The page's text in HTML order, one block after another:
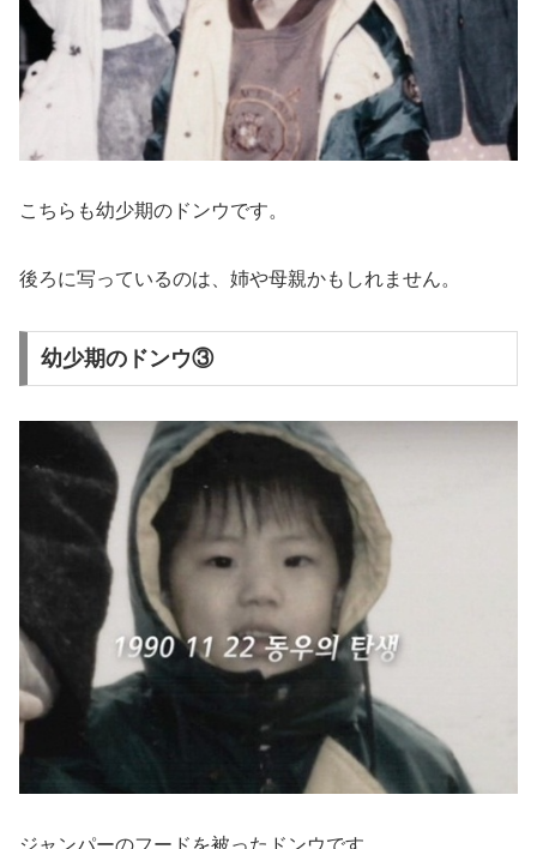
こちらも幼少期のドンウです。
後ろに写っているのは、姉や母親かもしれません。
幼少期のドンウ③